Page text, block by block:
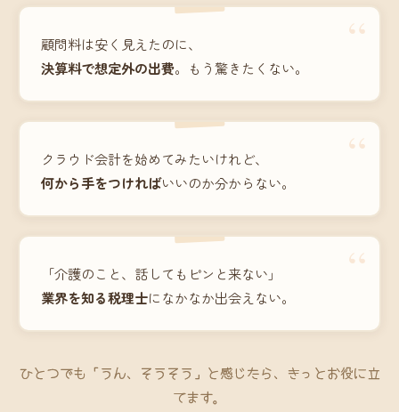
“
顧問料は安く見えたのに、
決算料で想定外の出費。もう驚きたくない。
“
クラウド会計を始めてみたいけれど、
何から手をつければいいのか分からない。
“
「介護のこと、話してもピンと来ない」
業界を知る税理士になかなか出会えない。
ひとつでも「うん、そうそう」と感じたら、きっとお役に立
てます。